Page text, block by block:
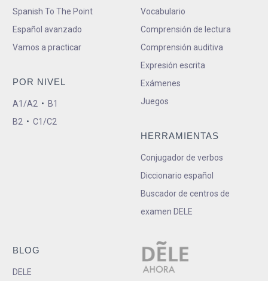
Spanish To The Point
Español avanzado
Vamos a practicar
POR NIVEL
A1/A2 • B1
B2 • C1/C2
Vocabulario
Comprensión de lectura
Comprensión auditiva
Expresión escrita
Exámenes
Juegos
HERRAMIENTAS
Conjugador de verbos
Diccionario español
Buscador de centros de
examen DELE
BLOG
DELE